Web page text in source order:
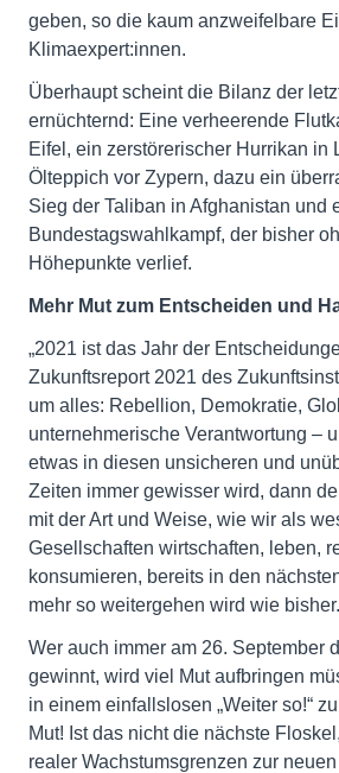
geben, so die kaum anzweifelbare
Klimaexpert:innen.
Überhaupt scheint die Bilanz der
ernüchternd: Eine verheerende
Eifel, ein zerstörerischer Hurrikan in
Ölteppich vor Zypern, dazu ein
Sieg der Taliban in Afghanistan und
Bundestagswahlkampf, der bisher
Höhepunkte verlief.
Mehr Mut zum Entscheiden und
„2021 ist das Jahr der
Zukunftsreport 2021 des
um alles: Rebellion, Demokratie,
unternehmerische Verantwortung –
etwas in diesen unsicheren und
Zeiten immer gewisser wird, dann
mit der Art und Weise, wie wir als
Gesellschaften wirtschaften, leben,
konsumieren, bereits in den
mehr so weitergehen wird wie bisher.
Wer auch immer am 26. September
gewinnt, wird viel Mut aufbringen
in einem einfallslosen „Weiter so!“
Mut! Ist das nicht die nächste
realer Wachstumsgrenzen zur